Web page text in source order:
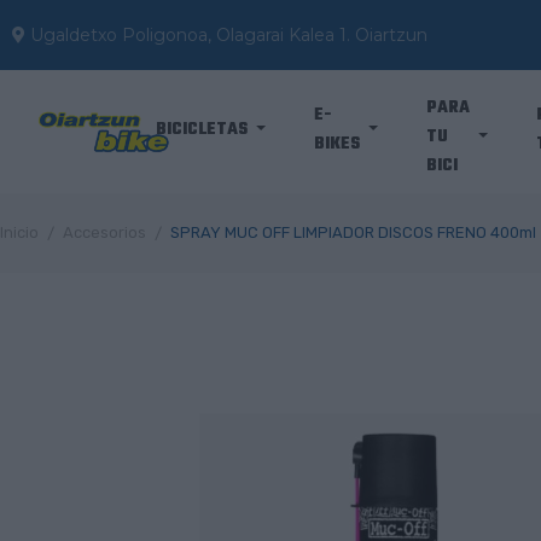
Ugaldetxo Poligonoa, Olagarai Kalea 1. Oiartzun
BICICLETAS
E-
BIKES
PARA
TU
BICI
SPRAY MUC OFF LIMPIADOR DISCOS FRENO 400ml